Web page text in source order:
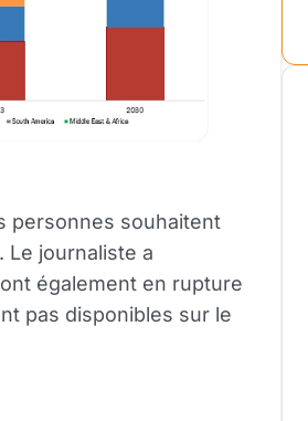
personnes souhaitent
Le journaliste a
également en rupture
pas disponibles sur le